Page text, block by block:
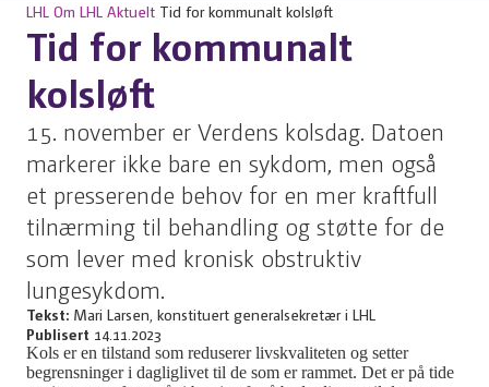
LHL Om LHL Aktuelt Tid for kommunalt kolsløft
Tid for kommunalt
kolsløft
15. november er Verdens kolsdag. Datoen
markerer ikke bare en sykdom, men også
et presserende behov for en mer kraftfull
tilnærming til behandling og støtte for de
som lever med kronisk obstruktiv
lungesykdom.
Tekst: Mari Larsen, konstituert generalsekretær i LHL
Publisert 14.11.2023
Kols er en tilstand som reduserer livskvaliteten og setter
begrensninger i dagliglivet til de som er rammet. Det er på tide